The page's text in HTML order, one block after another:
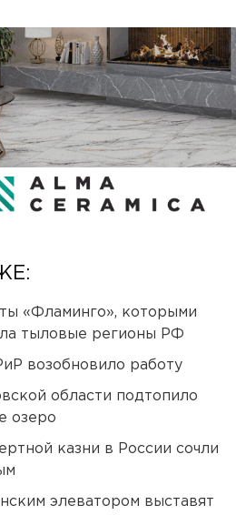
«Фламинго», которыми
тыловые регионы РФ
возобновило работу
области подтопило
озеро
казни в России сочли
элеватором выставят